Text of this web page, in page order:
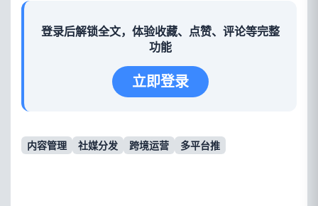
登录后解锁全文，体验收藏、点赞、评论等完整
功能
立即登录
内容管理 社媒分发 跨境运营 多平台推